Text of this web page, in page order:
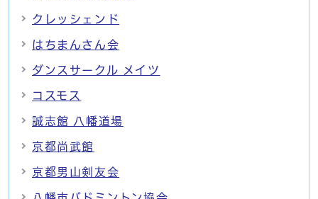
クレッシェンド
はちまんさん会
ダンスサークル メイツ
コスモス
誠志館 八幡道場
京都尚武館
京都男山剣友会